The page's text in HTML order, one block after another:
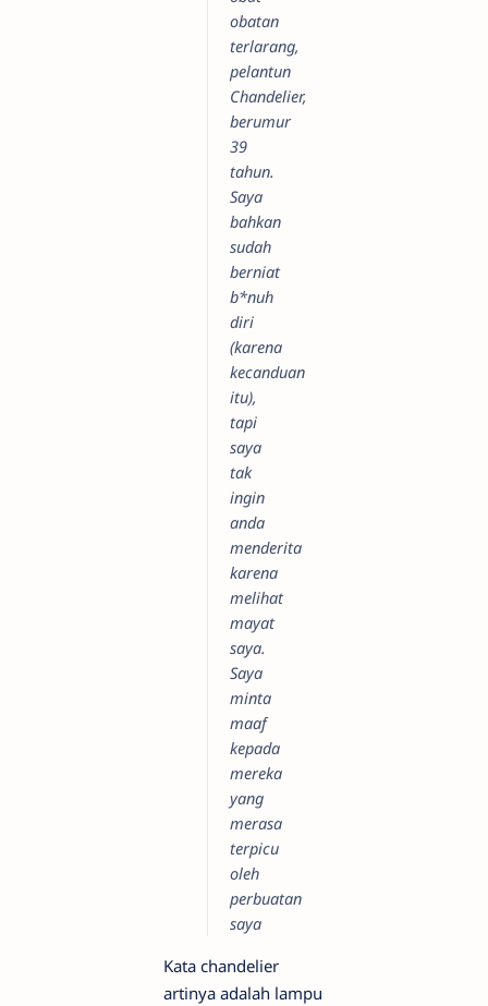
obatan
terlarang,
pelantun
Chandelier,
berumur
39
tahun.
Saya
bahkan
sudah
berniat
b*nuh
diri
(karena
kecanduan
itu),
tapi
saya
tak
ingin
anda
menderita
karena
melihat
mayat
saya.
Saya
minta
maaf
kepada
mereka
yang
merasa
terpicu
oleh
perbuatan
saya
Kata chandelier
artinya adalah lampu